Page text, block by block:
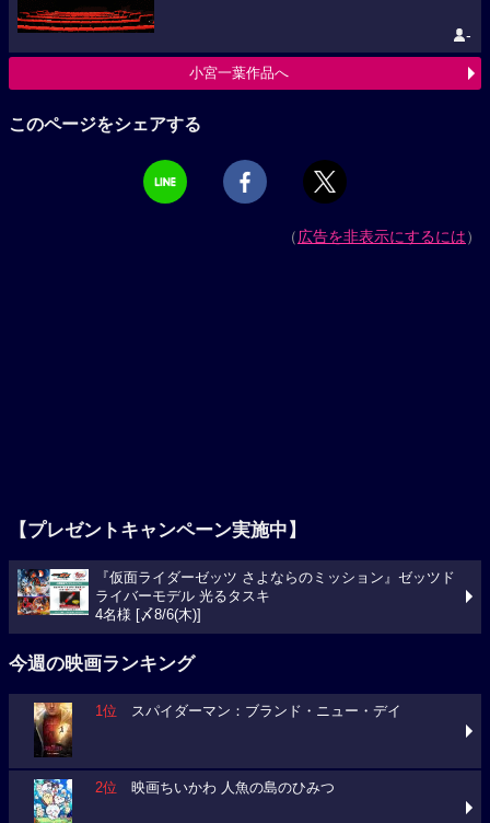
-
小宮一葉作品へ
このページをシェアする
（広告を非表示にするには）
【プレゼントキャンペーン実施中】
『仮面ライダーゼッツ さよならのミッション』ゼッツド
ライバーモデル 光るタスキ
4名様 [〆8/6(木)]
今週の映画ランキング
1位 スパイダーマン：ブランド・ニュー・デイ
2位 映画ちいかわ 人魚の島のひみつ